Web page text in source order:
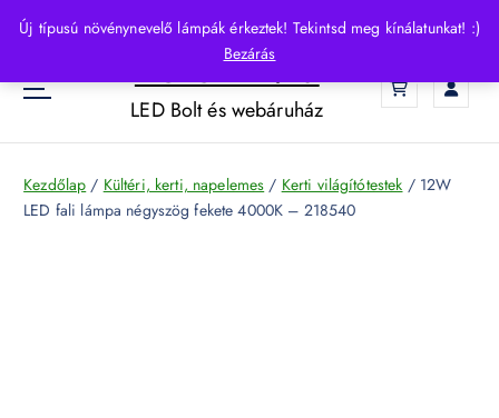
Új típusú növénynevelő lámpák érkeztek! Tekintsd meg kínálatunkat! :)
Bezárás
p
o
HelloLED.hu
LED Bolt és webáruház
Kezdőlap / Kültéri, kerti, napelemes / Kerti világítótestek / 12W
LED fali lámpa négyszög fekete 4000K – 218540